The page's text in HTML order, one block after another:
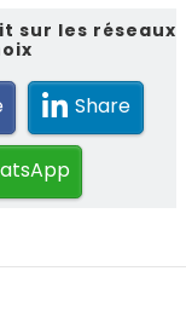
sur les réseaux
Share